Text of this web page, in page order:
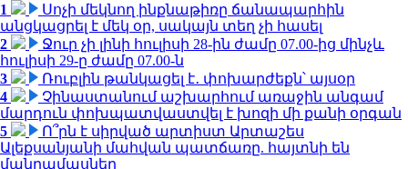
1
Սոչի մեկնող ինքնաթիռը ճանապարհին
անցկացրել է մեկ օր, սակայն տեղ չի հասել
2
Ջուր չի լինի հուլիսի 28-ին ժամը 07.00-ից մինչև
հուլիսի 29-ը ժամը 07.00-ն
3
Ռուբլին թանկացել է․ փոխարժեքն՝ այսօր
4
Չինաստանում աշխարհում առաջին անգամ
մարդուն փոխպատվաստվել է խոզի մի քանի օրգան
5
Ո՞րն է սիրված արտիստ Արտաշես
Ալեքսանյանի մահվան պատճառը. հայտնի են
մանրամասներ